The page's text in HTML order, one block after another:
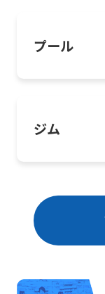
スタジオ
プール
ジム